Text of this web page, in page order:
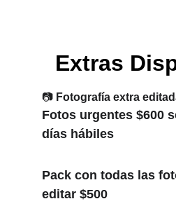
Extras
📷 Fotografía extra
Fotos urgentes $600
días hábiles
Pack con todas las
editar $500